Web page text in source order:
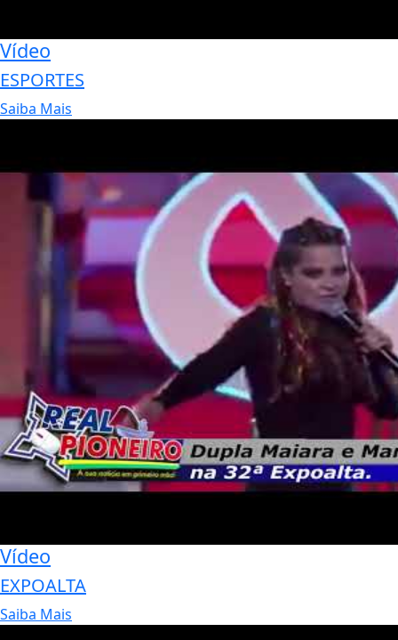
Vídeo
ESPORTES
Saiba Mais
Vídeo
EXPOALTA
Saiba Mais